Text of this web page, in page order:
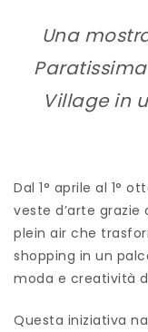
Una
Village in
Dal 1° aprile al 1°
veste d’arte grazie
plein air che
shopping in un
moda e creatività
Questa iniziativa